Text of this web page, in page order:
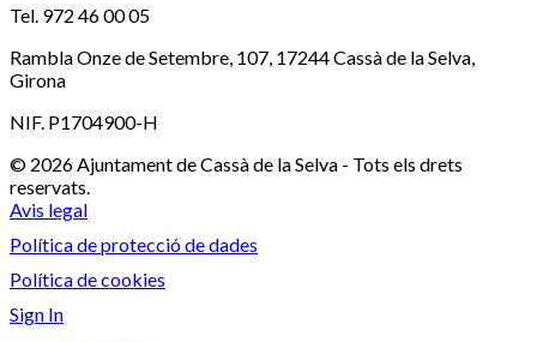
Tel. 972 46 00 05
Rambla Onze de Setembre, 107, 17244 Cassà de la Selva,
Girona
NIF. P1704900-H
© 2026 Ajuntament de Cassà de la Selva - Tots els drets
reservats.
Avis legal
Política de protecció de dades
Política de cookies
Sign In